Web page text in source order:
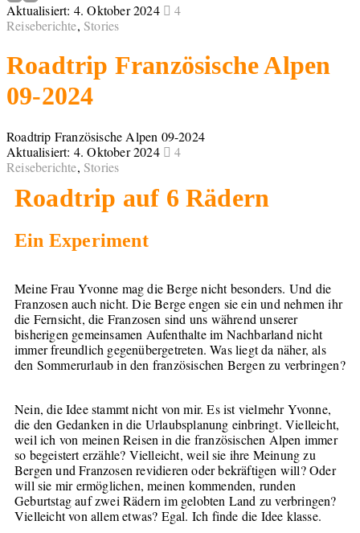
Aktualisiert: 4. Oktober 2024
4
Reiseberichte, Stories
Roadtrip Französische Alpen
09-2024
Roadtrip Französische Alpen 09-2024
Aktualisiert: 4. Oktober 2024
4
Reiseberichte, Stories
Roadtrip auf 6 Rädern
Ein Experiment
Meine Frau Yvonne mag die Berge nicht besonders. Und die
Franzosen auch nicht. Die Berge engen sie ein und nehmen ihr
die Fernsicht, die Franzosen sind uns während unserer
bisherigen gemeinsamen Aufenthalte im Nachbarland nicht
immer freundlich gegenübergetreten. Was liegt da näher, als
den Sommerurlaub in den französischen Bergen zu verbringen?
Nein, die Idee stammt nicht von mir. Es ist vielmehr Yvonne,
die den Gedanken in die Urlaubsplanung einbringt. Vielleicht,
weil ich von meinen Reisen in die französischen Alpen immer
so begeistert erzähle? Vielleicht, weil sie ihre Meinung zu
Bergen und Franzosen revidieren oder bekräftigen will? Oder
will sie mir ermöglichen, meinen kommenden, runden
Geburtstag auf zwei Rädern im gelobten Land zu verbringen?
Vielleicht von allem etwas? Egal. Ich finde die Idee klasse.